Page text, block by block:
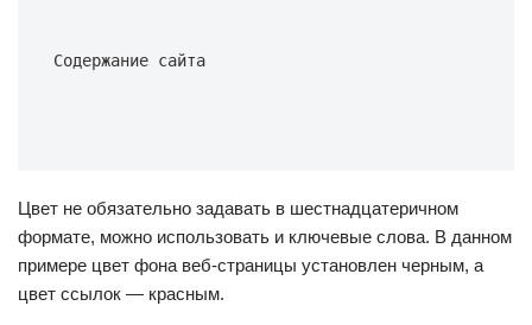
Содержание сайта
Цвет не обязательно задавать в шестнадцатеричном
формате, можно использовать и ключевые слова. В данном
примере цвет фона веб-страницы установлен черным, а
цвет ссылок — красным.